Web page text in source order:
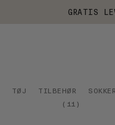
GRATIS
TØJ TILBEHØR
SOKKER
( 11 )